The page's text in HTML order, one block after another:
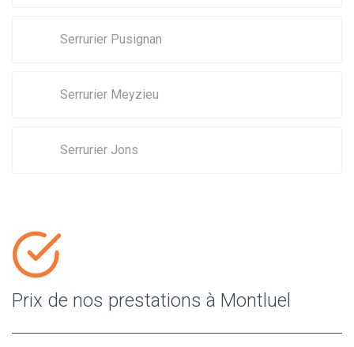
Serrurier Pusignan
Serrurier Meyzieu
Serrurier Jons
Prix de nos prestations à Montluel